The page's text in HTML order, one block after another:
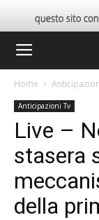
Home
Anticipazioni Tv
Live –
stasera
della